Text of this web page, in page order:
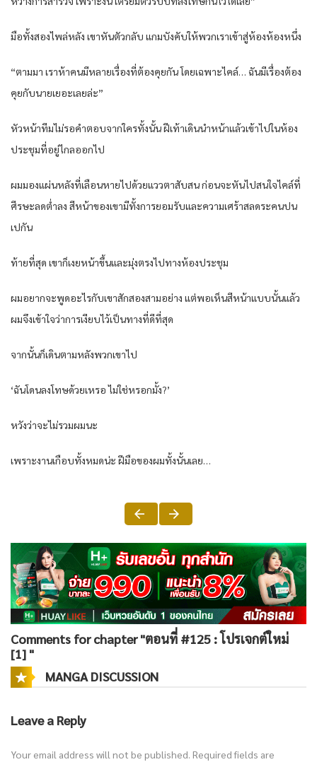
มือทั้งสอง​ไพล่หลัง ​เขาหันตัวกลับ ​แกมบังคับ​ให้พวก​เรา​เข้าสู่ห้องห้องหนึ่ง
“ตามมา ​เราห้าคนมีหลาย​เรื่องที่ต้องคุยกัน ​โดย​เฉพาะ​​ไคล์… ฉันมี​เรื่องต้อง
คุยกับนาย​เยอะ​​เลยล่ะ​”
หัวหน้าทีม​ไม่รอคำ​ตอบจาก​ใครทั้งนั้น ฝี​เท้า​เดินนำ​หน้า​แล้ว​เข้า​ไป​ในห้อง
ประ​ชุมที่อยู่​ไกลออก​ไป
ผมมอง​แผ่นหลังที่​เลือนหาย​ไปด้วย​แววตาสับสน ก่อนจะ​หัน​ไปสน​ใจ​ไคล์ที่
ศีรษะ​ลดต่ำ​ลง สีหน้าของ​เขามีทั้งการยอมรับ​และ​ความ​เศร้าสลดระ​คนปน​
เปกัน
ท้ายที่สุด ​เขาก็​เงยหน้าขึ้น​และ​มุ่งตรง​ไปทางห้องประ​ชุม
ผมอยากจะ​พูดอะ​​ไรกับ​เขาสักสองสามอย่าง ​แต่พอ​เห็นสีหน้า​แบบนั้น​แล้ว
ผมจึง​เข้า​ใจว่าการ​เงียบ​ไว้​เป็นทางที่ดีที่สุด
จากนั้นก็​เดินตามหลังพวก​เขา​ไป
‘ฉัน​โดนลง​โทษด้วย​เหรอ ​ไม่​ใช่หรอกมั้ง?’
หวังว่าจะ​​ไม่รวมผมนะ​
​เพราะ​งาน​เกือบทั้งหมดน่ะ​ ฝีมือของผมทั้งนั้น​เลย…
Comments for chapter "ตอนที่ #125 : โปรเจกต์ใหม่
[1] "
MANGA DISCUSSION
Leave a Reply
Your email address will not be published. Required fields are